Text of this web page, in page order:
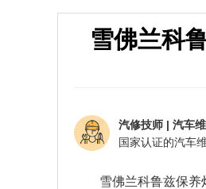
雪佛兰科
汽修技师 | 汽车
雪佛兰科鲁兹保养